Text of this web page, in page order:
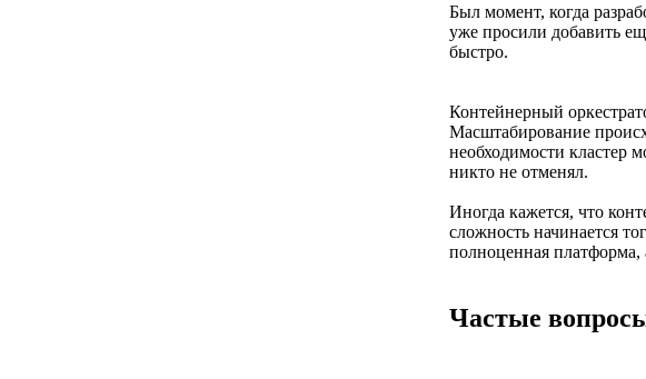
Был момент, когда
уже просили добавить
быстро.
Контейнерный
Масштабирование
необходимости кластер
никто не отменял.
Иногда кажется, что
сложность начинается
полноценная платформа,
Частые